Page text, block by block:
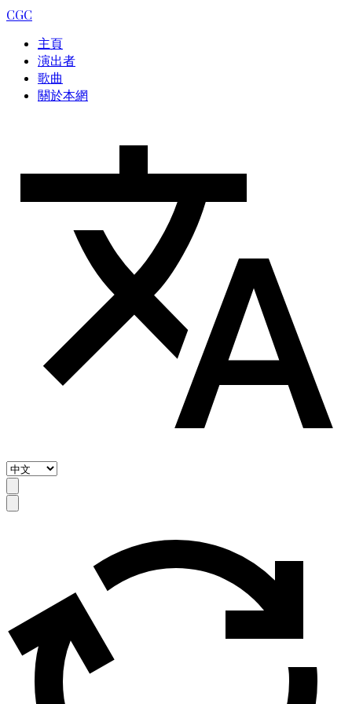
CGC
主頁
演出者
歌曲
關於本網